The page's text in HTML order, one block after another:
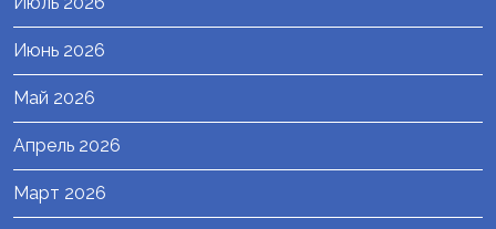
Июнь 2026
Май 2026
Апрель 2026
Март 2026